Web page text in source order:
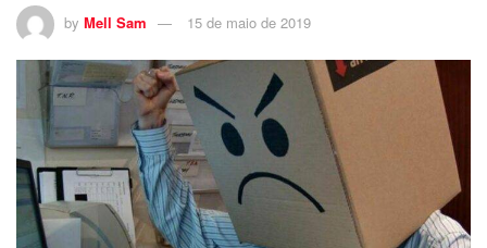
by Mell Sam 15 de maio de 2019